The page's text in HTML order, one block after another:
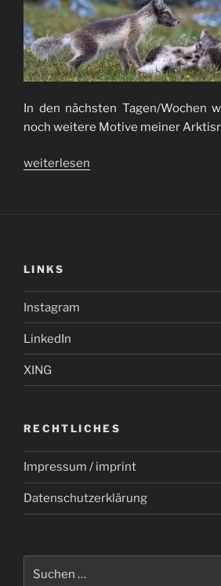
In den nächsten Tagen/Wochen
noch weitere Motive meiner
„Arktis
weiterlesen
LINKS
Instagram
LinkedIn
XING
RECHTLICHES
Impressum / imprint
Datenschutzerklärung